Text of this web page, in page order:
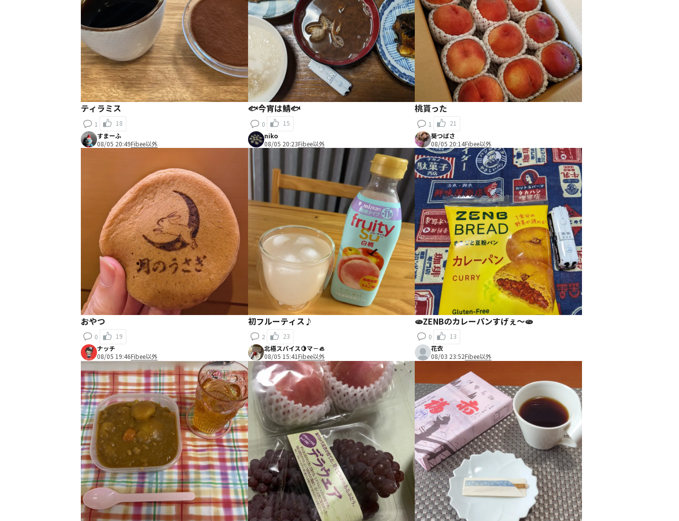
ティラミス
1 18
🐟️今宵は鯖🐟️
0 15
桃貰った
1
21
すまーふ
08/05 20:49Fibee以外
おやつ
0 19
niko
08/05 20:23Fibee以外
初フルーティス♪
2 23
葵つばさ
08/05 20:14Fibee以外
🫓ZENBのカレーパンすげぇ〜🫓
0
13
ナッチ
08/05 19:46Fibee以外
北極スパイス🍋マ－🦪
08/05 15:41Fibee以外
花衣
08/03 23:52Fibee以外